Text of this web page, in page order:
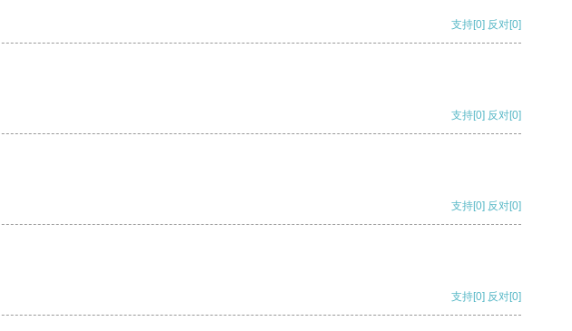
支持[0] 反对[0]
支持[0] 反对[0]
支持[0] 反对[0]
支持[0] 反对[0]